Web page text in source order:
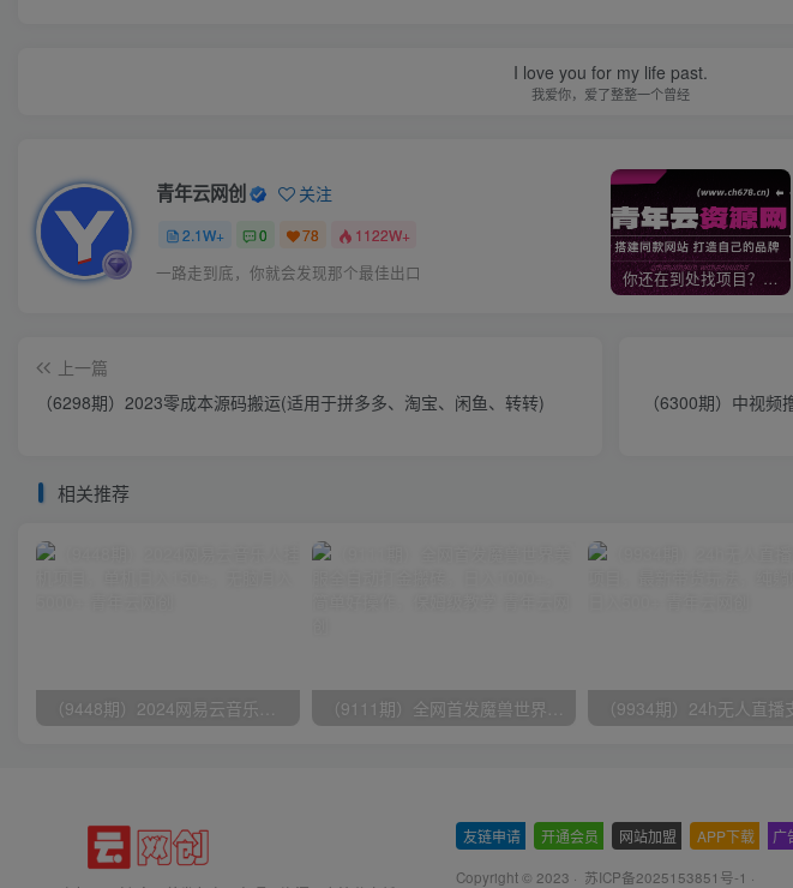
I love you for my life past.
我爱你，爱了整整一个曾经
青年云网创 关注
2.1W+ 0 78 1122W+
一路走到底，你就会发现那个最佳出口 你还在到处找项目？还在当韭菜？我靠卖项目一个月收入5万+，曾经我也是个失败者。
上一篇
（6298期）2023零成本源码搬运(适用于拼多多、淘宝、闲鱼、转转)
（6300期）中视
相关推荐
友链申请 开通会员 网站加盟 APP下载 广
Copyright © 2023 · 苏ICP备2025153851号-1 ·